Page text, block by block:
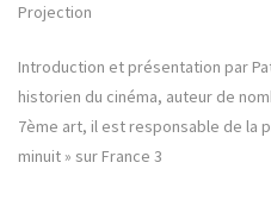
Projection
Introduction et présentation par
historien du cinéma, auteur de
7ème art, il est responsable de la
minuit » sur France 3